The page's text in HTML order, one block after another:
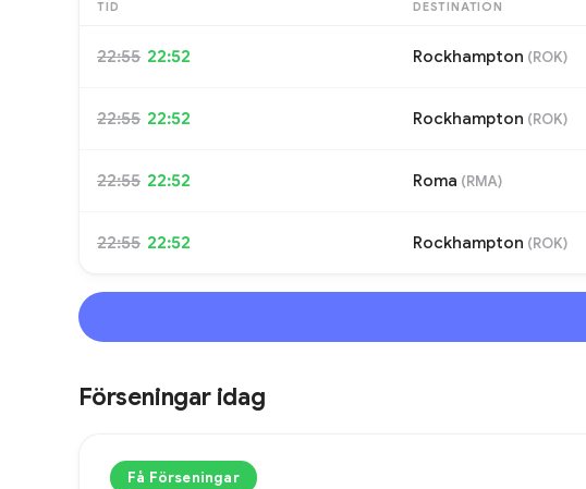
TID DESTINATION
22:55 22:52 Rockhampton (ROK)
22:55 22:52 Rockhampton (ROK)
22:55 22:52 Roma (RMA)
22:55 22:52 Rockhampton (ROK)
Förseningar idag
Få Förseningar